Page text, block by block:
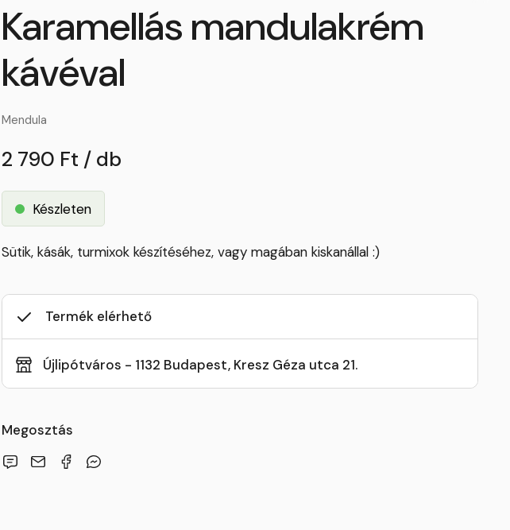
Karamellás mandulakrém
kávéval
Mendula
2 790 Ft / db
Készleten
Sütik, kásák, turmixok készítéséhez, vagy magában kiskanállal :)
Termék elérhető
Újlipótváros - 1132 Budapest, Kresz Géza utca 21.
Megosztás